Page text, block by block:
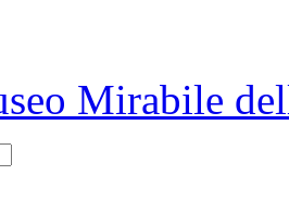
Mirabile